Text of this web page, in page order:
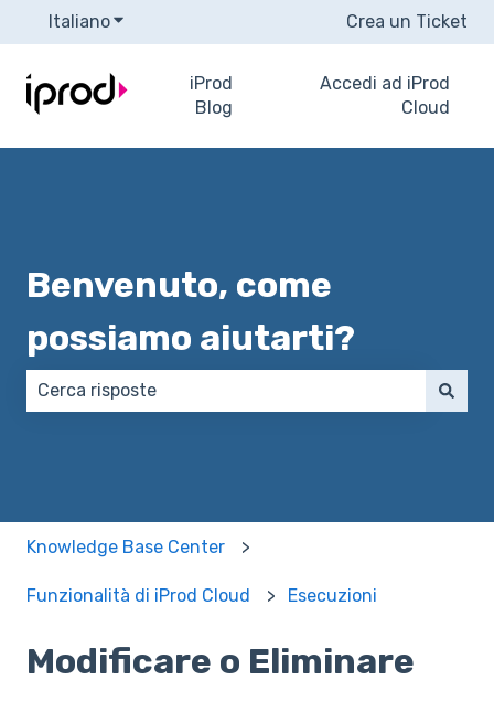
ItalianoMostra sottomenu per le traduzioniCrea un Ticket
iProd
Blog
Accedi ad iProd
Cloud
Benvenuto, come
possiamo aiutarti?
Knowledge Base Center
Funzionalità di iProd Cloud Esecuzioni
Modificare o Eliminare